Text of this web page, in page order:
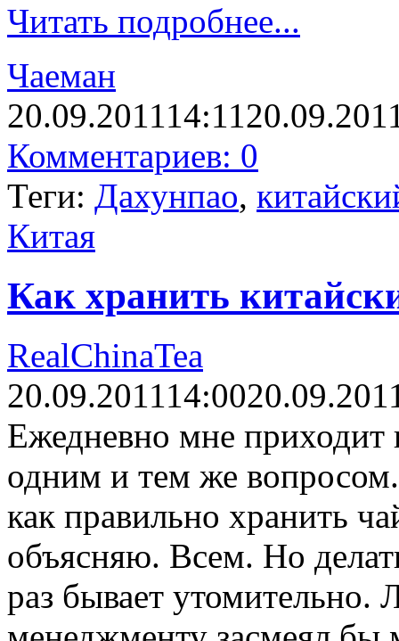
Читать подробнее...
Чаеман
20.09.201114:11
Комментариев: 0
Теги: Дахунпао,
Китая
Как хранить
RealChinaTea
20.09.201114:00
Ежедневно мне приходит
одним и тем же
как правильно хранить
объясняю. Всем. Но
раз бывает